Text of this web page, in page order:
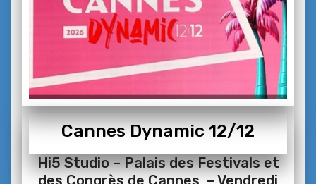
Cannes Dynamic 12/12
Hi5 Studio – Palais des Festivals et
des Congrès de Cannes – Vendredi